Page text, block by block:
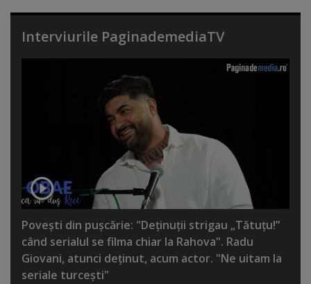
Interviurile PaginademediaTV
Poveşti din puşcărie: "Deţinuţii strigau „Tătuţu!”
când serialul se filma chiar la Rahova". Radu
Giovani, atunci deţinut, acum actor. "Ne uitam la
seriale turceşti"